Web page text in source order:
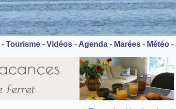
- Tourisme - Vidéos - Agenda - Marées - Météo -